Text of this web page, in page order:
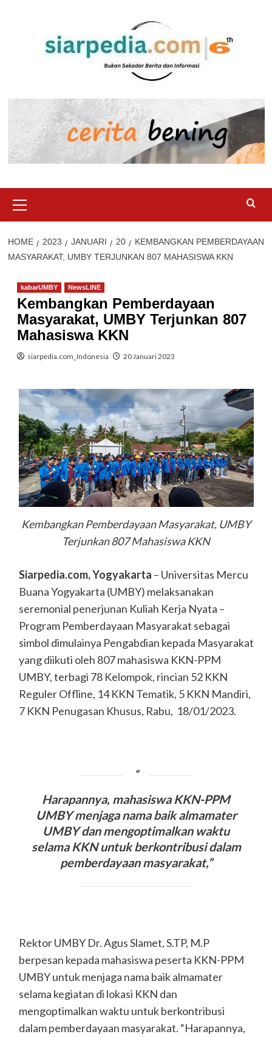
Menu
HOME 2023 JANUARI 20
KEMBANGKAN PEMBERDAYAAN
MASYARAKAT, UMBY TERJUNKAN 807 MAHASISWA KKN
kabarUMBY NewsLINE
Kembangkan Pemberdayaan
Masyarakat, UMBY Terjunkan 807
Mahasiswa KKN
siarpedia.com_Indonesia 20 Januari 2023
Kembangkan Pemberdayaan Masyarakat, UMBY
Terjunkan 807 Mahasiswa KKN
Siarpedia.com, Yogyakarta – Universitas Mercu
Buana Yogyakarta (UMBY) melaksanakan
seremonial penerjunan Kuliah Kerja Nyata –
Program Pemberdayaan Masyarakat sebagai
simbol dimulainya Pengabdian kepada Masyarakat
yang diikuti oleh 807 mahasiswa KKN-PPM
UMBY, terbagi 78 Kelompok, rincian 52 KKN
Reguler Offline, 14 KKN Tematik, 5 KKN Mandiri,
7 KKN Penugasan Khusus, Rabu, 18/01/2023.
Harapannya, mahasiswa KKN-PPM
UMBY menjaga nama baik almamater
UMBY dan mengoptimalkan waktu
selama KKN untuk berkontribusi dalam
pemberdayaan masyarakat,”
Rektor UMBY Dr. Agus Slamet, S.TP, M.P
berpesan kepada mahasiswa peserta KKN-PPM
UMBY untuk menjaga nama baik almamater
selama kegiatan di lokasi KKN dan
mengoptimalkan waktu untuk berkontribusi
dalam pemberdayaan masyarakat. “Harapannya,